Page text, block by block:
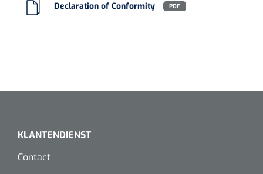
Declaration of Conformity PDF
KLANTENDIENST
Contact